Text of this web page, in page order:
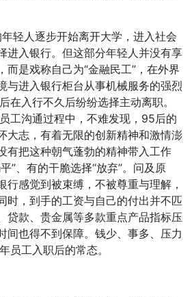
轻人逐步开始离开大学，进入社会
进入银行。但这部分年轻人并没有享
而是戏称自己为“金融民工”，在外界
与进入银行柜台从事机械服务的强烈
在入行不久后纷纷选择主动离职。
工沟通过程中，不难发现，95后的
大志，有着无限的创新精神和激情澎
有把这种朝气蓬勃的精神带入工作
”、有的干脆选择“放弃”。问及原
行感觉到被束缚，不被尊重与理解，
时，到手的工资与自己的付出并不匹
贷款、贵金属等多款重点产品指标压
间也得不到保障。钱少、事多、压力
员工入职后的常态。